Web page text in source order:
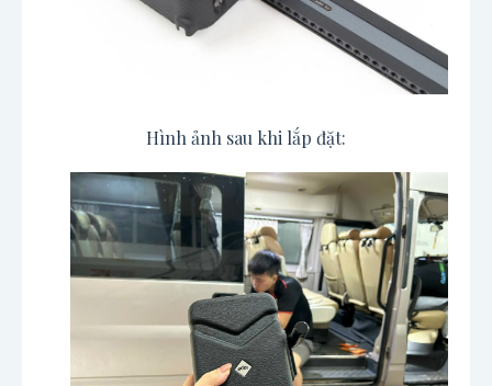
Hình ảnh sau khi lắp đặt: